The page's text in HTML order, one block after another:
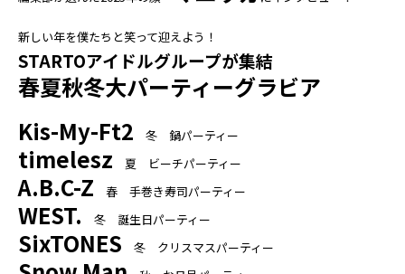
新しい年を僕たちと笑って迎えよう！
STARTOアイドルグループが集結
春夏秋冬大パーティーグラビア
Kis-My-Ft2 冬 鍋パーティー
timelesz 夏 ビーチパーティー
A.B.C-Z 春 手巻き寿司パーティー
WEST. 冬 誕生日パーティー
SixTONES 冬 クリスマスパーティー